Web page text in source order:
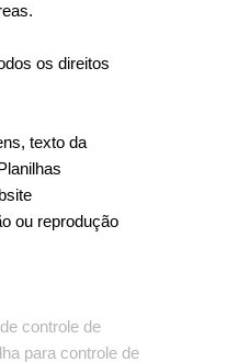
os direitos
texto da
ou reprodução
controle de
para controle de